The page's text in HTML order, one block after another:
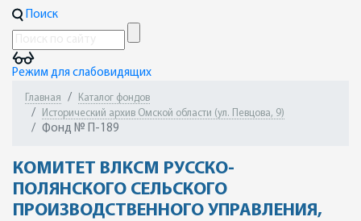
Поиск
Режим для слабовидящих
Главная
Каталог фондов
Исторический архив Омской области (ул. Певцова, 9)
Фонд № П-189
КОМИТЕТ ВЛКСМ РУССКО-
ПОЛЯНСКОГО СЕЛЬСКОГО
ПРОИЗВОДСТВЕННОГО УПРАВЛЕНИЯ,